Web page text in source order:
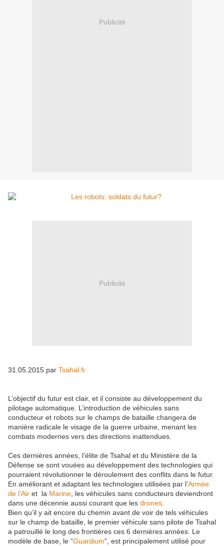
Publicité
Publicité
31.05.2015 par Tsahal.fr
L’objectif du futur est clair, et il consiste au développement du
pilotage automatique. L’introduction de véhicules sans
conducteur et robots sur le champs de bataille changera de
manière radicale le visage de la guerre urbaine, menant les
combats modernes vers des directions inattendues.
Ces dernières années, l’élite de Tsahal et du Ministère de la
Défense se sont vouées au développement des technologies qui
pourraient révolutionner le déroulement des conflits dans le futur.
En améliorant et adaptant les technologies utilisées par l’Armée
de l’Air et la Marine , les véhicules sans conducteurs deviendront
dans une décennie aussi courant que les drones
Bien qu’il y ait encore du chemin avant de voir de tels véhicules
sur le champ de bataille, le premier véhicule sans pilote de Tsahal
a patrouillé le long des frontières ces 6 dernières années. Le
modèle de base, le “Guardium”, est principalement utilisé pour